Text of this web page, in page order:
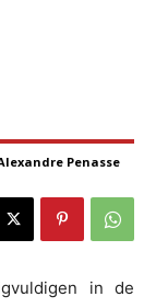
Penasse
in de